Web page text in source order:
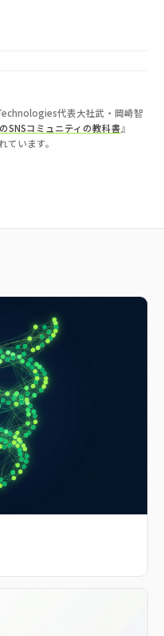
代表大社武・岡崎智
SNSコミュニティの教科書』
ています。